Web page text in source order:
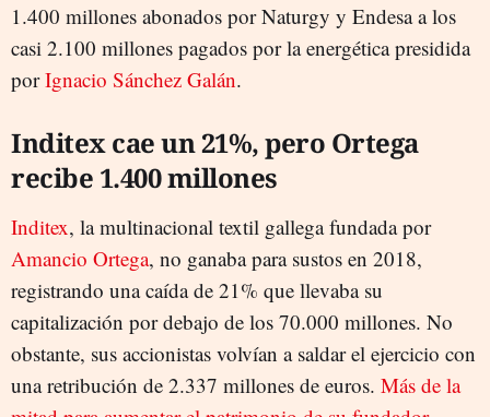
1.400 millones abonados por Naturgy y Endesa a los
casi 2.100 millones pagados por la energética presidida
porIgnacio Sánchez Galán.
Inditex cae un 21%, pero Ortega
recibe 1.400 millones
Inditex, la multinacional textil gallega fundada por
Amancio Ortega, no ganaba para sustos en 2018,
registrando una caída de 21% que llevaba su
capitalización por debajo de los 70.000 millones. No
obstante, sus accionistas volvían a saldar el ejercicio con
una retribución de 2.337 millones de euros. Más de la